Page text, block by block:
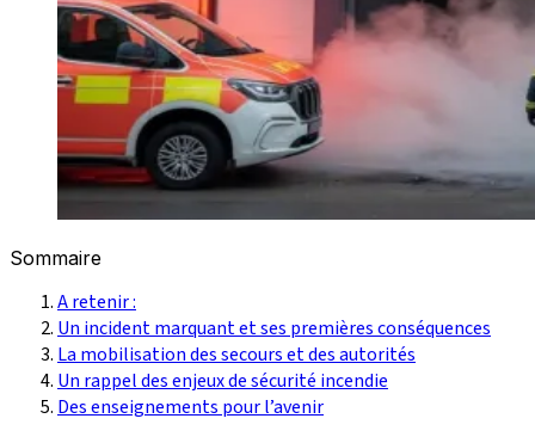
Sommaire
A retenir :
Un incident marquant et ses premières conséquences
La mobilisation des secours et des autorités
Un rappel des enjeux de sécurité incendie
Des enseignements pour l’avenir